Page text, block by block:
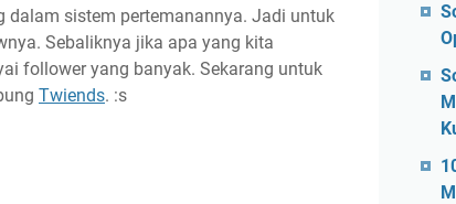
sistem pertemanannya. Jadi untuk
Sebaliknya jika apa yang kita
follower yang banyak. Sekarang untuk
Twiends. :s